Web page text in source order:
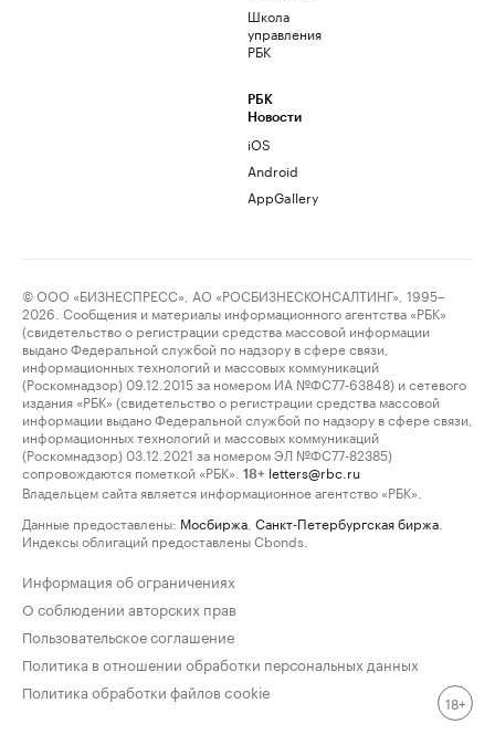
Школа
управления
РБК
РБК
Новости
iOS
Android
AppGallery
© ООО «БИЗНЕСПРЕСС», АО «РОСБИЗНЕСКОНСАЛТИНГ», 1995–
2026. Сообщения и материалы информационного агентства «РБК»
(свидетельство о регистрации средства массовой информации
выдано Федеральной службой по надзору в сфере связи,
информационных технологий и массовых коммуникаций
(Роскомнадзор) 09.12.2015 за номером ИА №ФС77-63848) и сетевого
издания «РБК» (свидетельство о регистрации средства массовой
информации выдано Федеральной службой по надзору в сфере связи,
информационных технологий и массовых коммуникаций
(Роскомнадзор) 03.12.2021 за номером ЭЛ №ФС77-82385)
сопровождаются пометкой «РБК».
18+ letters@rbc.ru
Владельцем сайта является информационное агентство «РБК».
Данные предоставлены: Мосбиржа Санкт-Петербургская биржа
Индексы облигаций предоставлены Cbonds.
Информация об ограничениях
О соблюдении авторских прав
Пользовательское соглашение
Политика в отношении обработки персональных данных
Политика обработки файлов cookie
18+